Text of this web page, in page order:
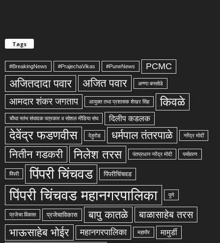
Tags
#BreakingNews #PrajechaVikas #PuneNews PCMC
अजितदादा पवार अजित पवार अण्णा बनसोडे
आमदार शंकर जगताप आयुक्त तथा प्रशासक शेखर सिंह किवळे
चौथा स्तंभ संपादक पत्रकार व सोशल मीडिया संघ दिलीप कडलक
देवेंद्र फडणवीस देहुरोड धर्मपाल तंतरपाळे नरेंद्र मोदीं
नितीन गडकरी निलेश तरस पंतप्रधान नरेंद्र मोदी पर्यावरण
पिंपरी पिंपरी चिंचवड पिंपरीचिंचवड
पिंपरी चिंचवड महानगरपालिका पुणे
प्रजेचा विकास प्रजेचाविकास बापु कातळे बाळासाहेब तरस
भाऊसाहेब भोईर महानगरपालिका महापौर मामुर्डी